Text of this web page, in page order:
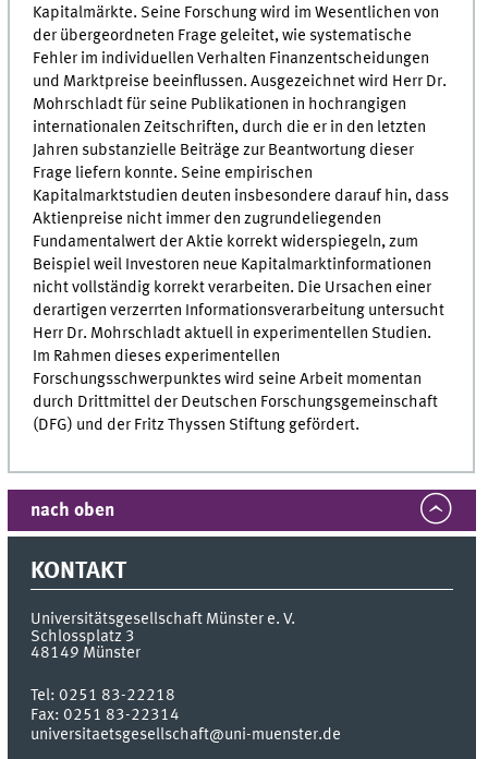
Kapitalmärkte. Seine Forschung wird im Wesentlichen von
der übergeordneten Frage geleitet, wie systematische
Fehler im individuellen Verhalten Finanzentscheidungen
und Marktpreise beeinflussen. Ausgezeichnet wird Herr Dr.
Mohrschladt für seine Publikationen in hochrangigen
internationalen Zeitschriften, durch die er in den letzten
Jahren substanzielle Beiträge zur Beantwortung dieser
Frage liefern konnte. Seine empirischen
Kapitalmarktstudien deuten insbesondere darauf hin, dass
Aktienpreise nicht immer den zugrundeliegenden
Fundamentalwert der Aktie korrekt widerspiegeln, zum
Beispiel weil Investoren neue Kapitalmarktinformationen
nicht vollständig korrekt verarbeiten. Die Ursachen einer
derartigen verzerrten Informationsverarbeitung untersucht
Herr Dr. Mohrschladt aktuell in experimentellen Studien.
Im Rahmen dieses experimentellen
Forschungsschwerpunktes wird seine Arbeit momentan
durch Drittmittel der Deutschen Forschungsgemeinschaft
(DFG) und der Fritz Thyssen Stiftung gefördert.
nach oben
KONTAKT
Universitätsgesellschaft Münster e. V.
Schlossplatz 3
48149 Münster
Tel:0251 83-22218
Fax:0251 83-22314
universitaetsgesellschaft@uni-muenster.de